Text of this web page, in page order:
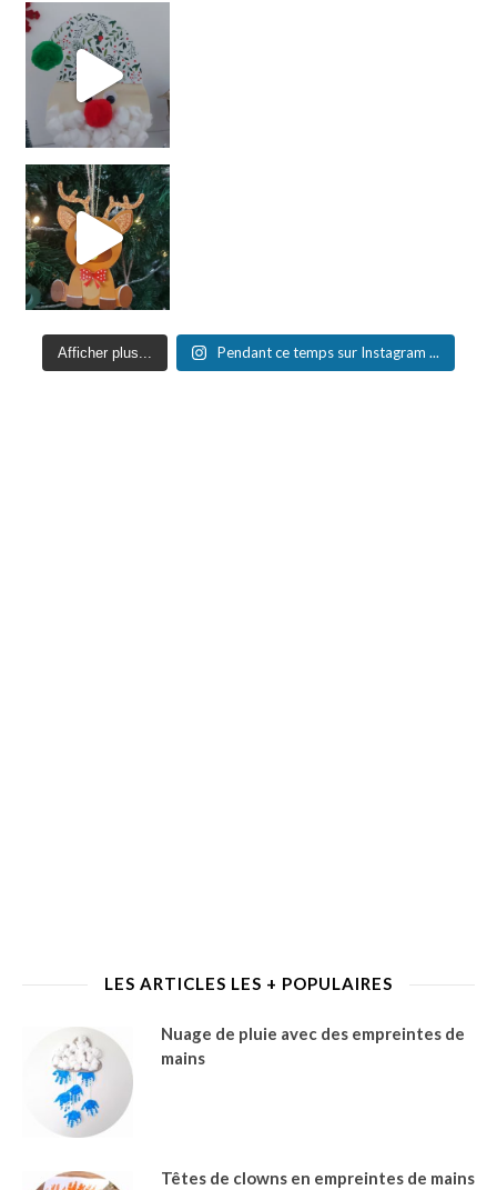
Afficher plus... Pendant ce temps sur Instagram ...
LES ARTICLES LES + POPULAIRES
Nuage de pluie avec des empreintes de
mains
Têtes de clowns en empreintes de mains